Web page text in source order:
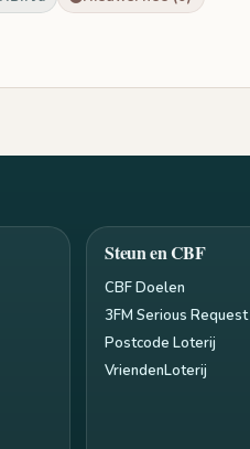
Steun en CBF
CBF Doelen
3FM Serious Request
Postcode Loterij
VriendenLoterij